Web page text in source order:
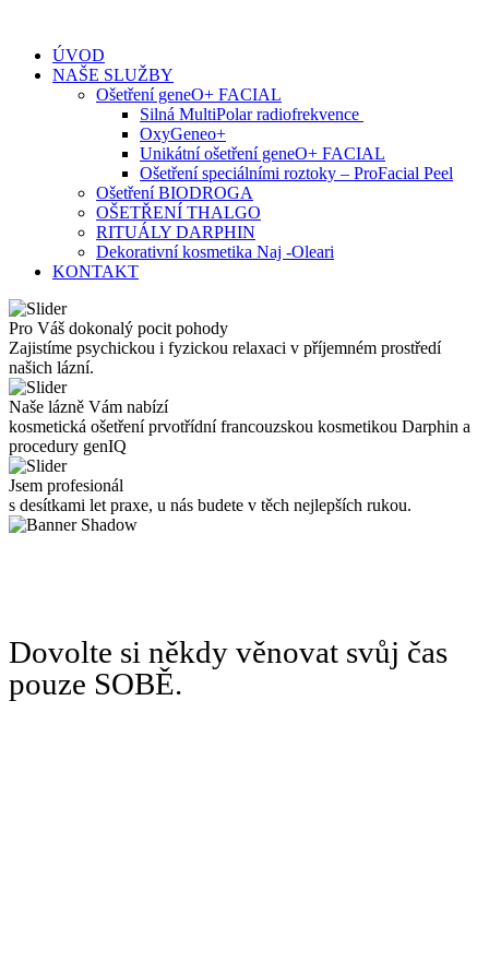
contentÚVOD
NAŠE SLUŽBY
Ošetření geneO+ FACIAL
Silná MultiPolar radiofrekvence
OxyGeneo+
Unikátní ošetření geneO+ FACIAL
Ošetření speciálními roztoky – ProFacial Peel
Ošetření BIODROGA
OŠETŘENÍ THALGO
RITUÁLY DARPHIN
Dekorativní kosmetika Naj -Oleari
KONTAKT
Pro Váš dokonalý pocit pohody
Zajistíme psychickou i fyzickou relaxaci v příjemném prostředí
našich lázní.
Naše lázně Vám nabízí
kosmetická ošetření prvotřídní francouzskou kosmetikou Darphin a
procedury genIQ
Jsem profesionál
s desítkami let praxe, u nás budete v těch nejlepších rukou.
Dovolte si někdy věnovat svůj čas
pouze SOBĚ.